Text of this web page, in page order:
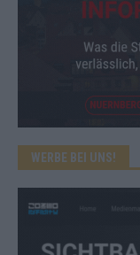
WERBE BEI UNS!